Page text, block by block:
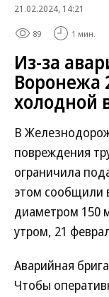
21.02.2024, 14:21
89 1 мин.
Из-за
Воронежа
холодной
В
повреждения
ограничила
этом сообщили
диаметром 150
утром, 21
Аварийная
Чтобы